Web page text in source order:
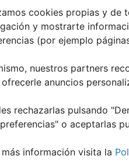
cookies propias y de
y mostrarte
(por ejemplo
nuestros partners
ofrecerle anuncios
rechazarlas pulsando
" o aceptarlas
más información visita la